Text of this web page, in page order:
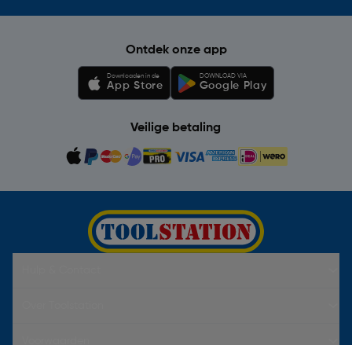
Ontdek onze app
Downloaden in de
App Store
DOWNLOAD VIA
Google Play
Veilige betaling